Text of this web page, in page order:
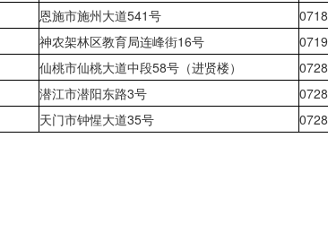
恩施市施州大道541号
神农架林区教育局连峰街16号
仙桃市仙桃大道中段58号（进贤楼）
潜江市潜阳东路3号
天门市钟惺大道35号